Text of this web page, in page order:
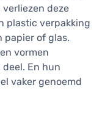
deze
plastic verpakking
papier of glas.
vormen
En hun
vaker genoemd